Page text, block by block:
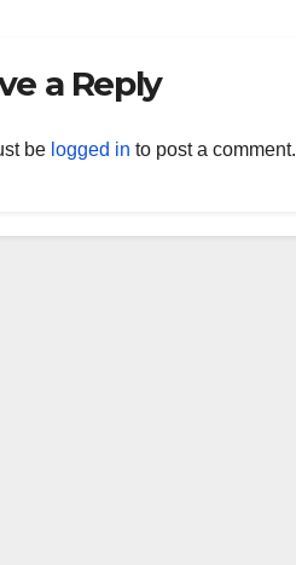
a Reply
be logged in to post a comment.